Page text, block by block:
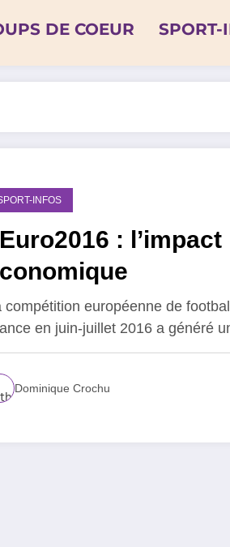
DE COEUR SPORT-
INFOS
: l’impact
compétition européenne de
en juin-juillet 2016 a généré
Dominique Crochu